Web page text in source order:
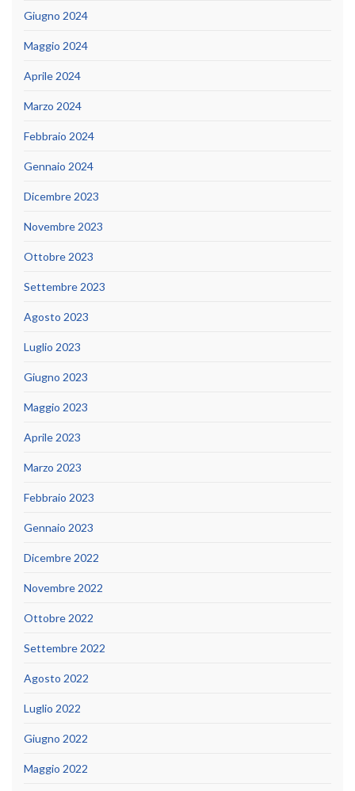
Giugno 2024
Maggio 2024
Aprile 2024
Marzo 2024
Febbraio 2024
Gennaio 2024
Dicembre 2023
Novembre 2023
Ottobre 2023
Settembre 2023
Agosto 2023
Luglio 2023
Giugno 2023
Maggio 2023
Aprile 2023
Marzo 2023
Febbraio 2023
Gennaio 2023
Dicembre 2022
Novembre 2022
Ottobre 2022
Settembre 2022
Agosto 2022
Luglio 2022
Giugno 2022
Maggio 2022